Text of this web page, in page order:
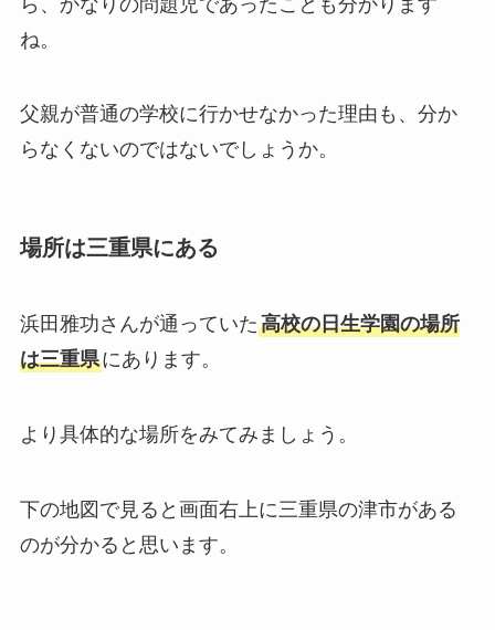
ね。
父親が普通の学校に行かせなかった理由も、分か
らなくないのではないでしょうか。
場所は三重県にある
浜田雅功さんが通っていた高校の日生学園の場所
は三重県にあります。
より具体的な場所をみてみましょう。
下の地図で見ると画面右上に三重県の津市がある
のが分かると思います。